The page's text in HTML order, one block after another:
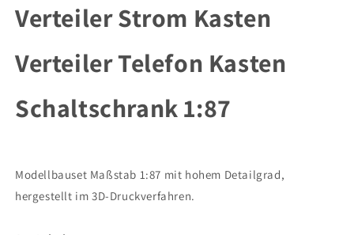
Strom
Kasten
Telefon
Kasten
Strom
Kasten
Telefon
Kasten
Verteiler Strom Kasten
Verteiler Telefon Kasten
Schaltschrank 1:87
Modellbauset Maßstab 1:87 mit hohem Detailgrad,
hergestellt im 3D-Druckverfahren.